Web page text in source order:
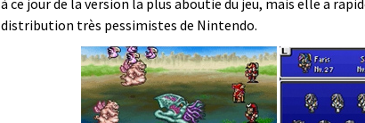
à ce jour de la version la plus aboutie du jeu, mais elle a
distribution très pessimistes de Nintendo.